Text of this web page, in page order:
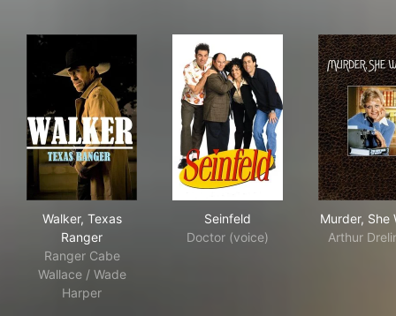
Walker, Texas
Ranger
Ranger Cabe
Wallace / Wade
Harper
Seinfeld
Doctor (voice)
Murder, She
Arthur